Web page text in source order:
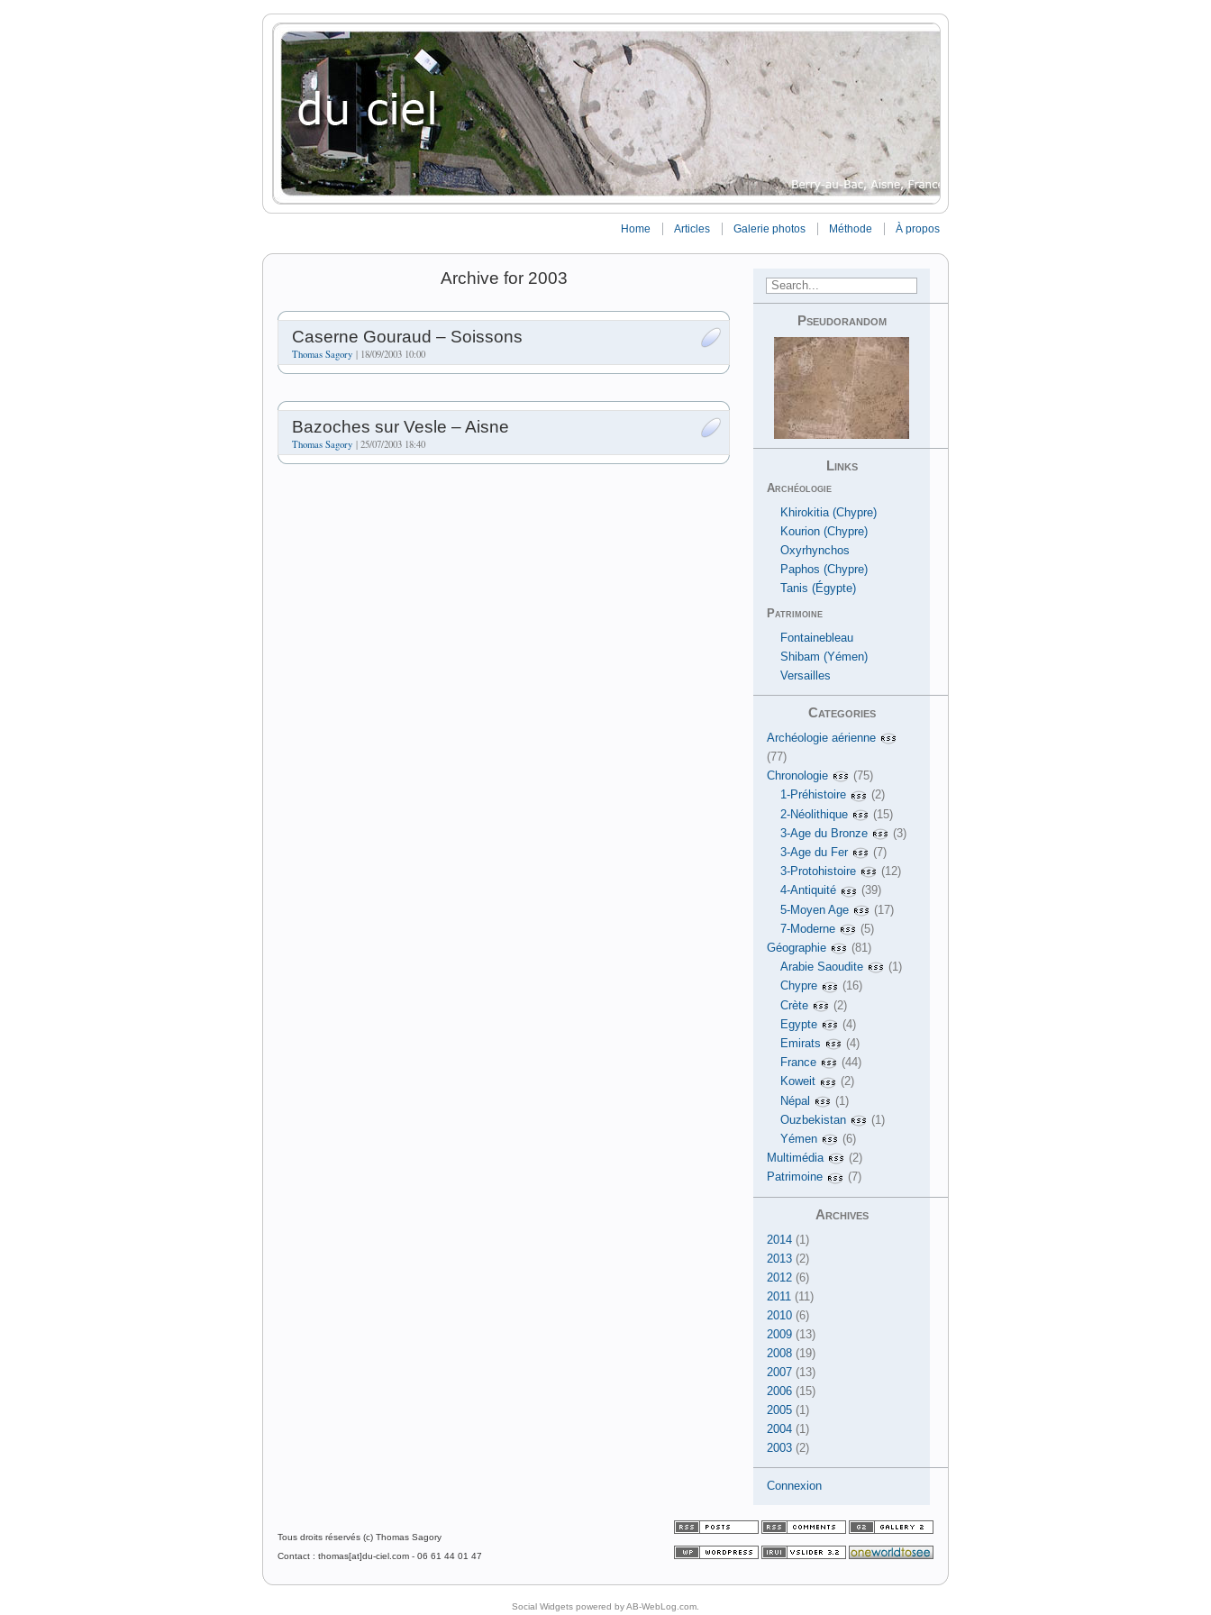
Home Articles Galerie photos Méthode À propos
Archive for 2003
Caserne Gouraud – Soissons
Thomas Sagory | 18/09/2003 10:00
Bazoches sur Vesle – Aisne
Thomas Sagory | 25/07/2003 18:40
Pseudorandom
Links
Archéologie
Khirokitia (Chypre)
Kourion (Chypre)
Oxyrhynchos
Paphos (Chypre)
Tanis (Égypte)
Patrimoine
Fontainebleau
Shibam (Yémen)
Versailles
Categories
Archéologie aérienne
(77)
Chronologie
(75)
1-Préhistoire
(2)
2-Néolithique
(15)
3-Age du Bronze
(3)
3-Age du Fer
(7)
3-Protohistoire
(12)
4-Antiquité
(39)
5-Moyen Age
(17)
7-Moderne
(5)
Géographie
(81)
Arabie Saoudite
(1)
Chypre
(16)
Crète
(2)
Egypte
(4)
Emirats
(4)
France
(44)
Koweit
(2)
Népal
(1)
Ouzbekistan
(1)
Yémen
(6)
Multimédia
(2)
Patrimoine
(7)
Archives
2014 (1)
2013 (2)
2012 (6)
2011 (11)
2010 (6)
2009 (13)
2008 (19)
2007 (13)
2006 (15)
2005 (1)
2004 (1)
2003 (2)
Connexion
Tous droits réservés (c) Thomas Sagory
Contact : thomas[at]du-ciel.com - 06 61 44 01 47
Social Widgets powered byAB-WebLog.com